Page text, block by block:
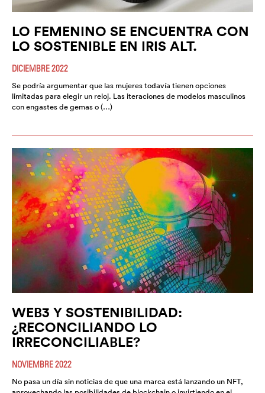
LO FEMENINO SE ENCUENTRA CON
LO SOSTENIBLE EN IRIS ALT.
DICIEMBRE 2022
Se podría argumentar que las mujeres todavía tienen opciones
limitadas para elegir un reloj. Las iteraciones de modelos masculinos
con engastes de gemas o (…)
WEB3 Y SOSTENIBILIDAD:
¿RECONCILIANDO LO
IRRECONCILIABLE?
NOVIEMBRE 2022
No pasa un día sin noticias de que una marca está lanzando un NFT,